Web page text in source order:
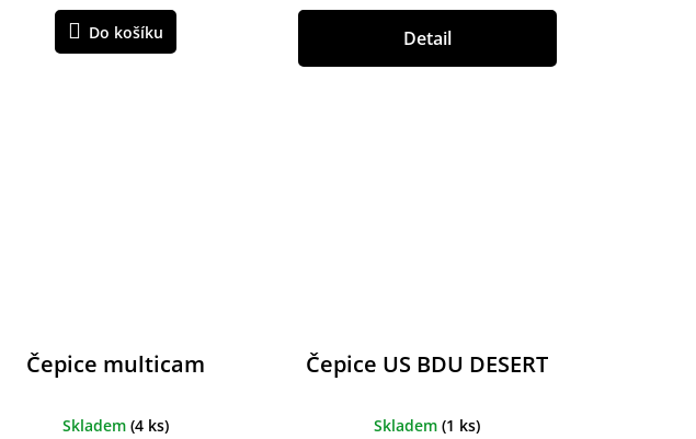
Do košíku Detail
Čepice multicam
Skladem (4 ks)
Čepice US BDU DESERT
Skladem(1 ks)